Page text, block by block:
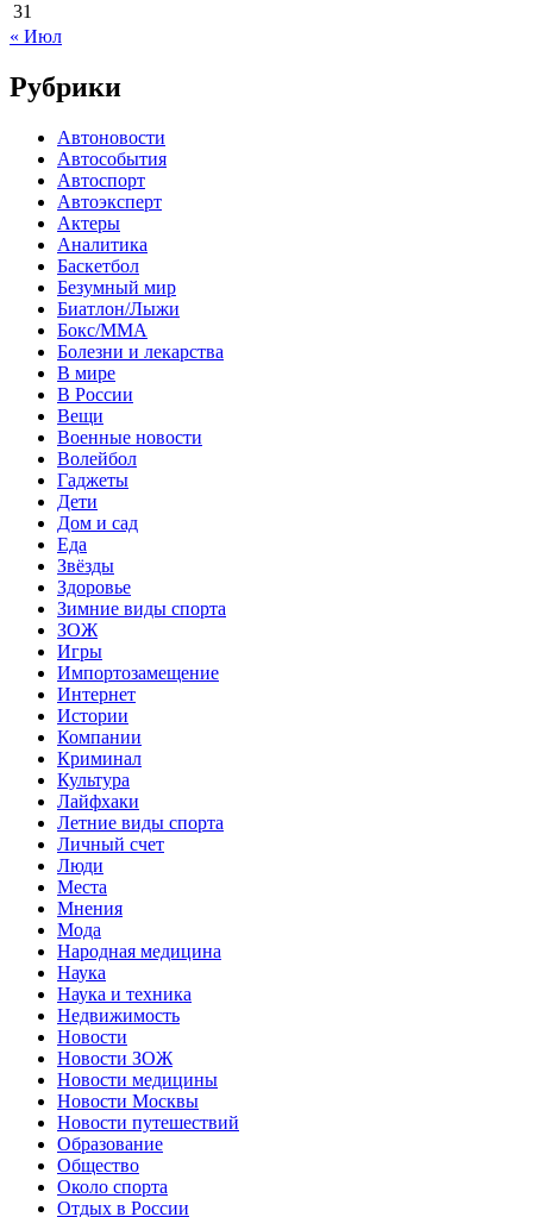
31
« Июл
Рубрики
Автоновости
Автособытия
Автоспорт
Автоэксперт
Актеры
Аналитика
Баскетбол
Безумный мир
Биатлон/Лыжи
Бокс/MMA
Болезни и лекарства
В мире
В России
Вещи
Военные новости
Волейбол
Гаджеты
Дети
Дом и сад
Еда
Звёзды
Здоровье
Зимние виды спорта
ЗОЖ
Игры
Импортозамещение
Интернет
Истории
Компании
Криминал
Культура
Лайфхаки
Летние виды спорта
Личный счет
Люди
Места
Мнения
Мода
Народная медицина
Наука
Наука и техника
Недвижимость
Новости
Новости ЗОЖ
Новости медицины
Новости Москвы
Новости путешествий
Образование
Общество
Около спорта
Отдых в России